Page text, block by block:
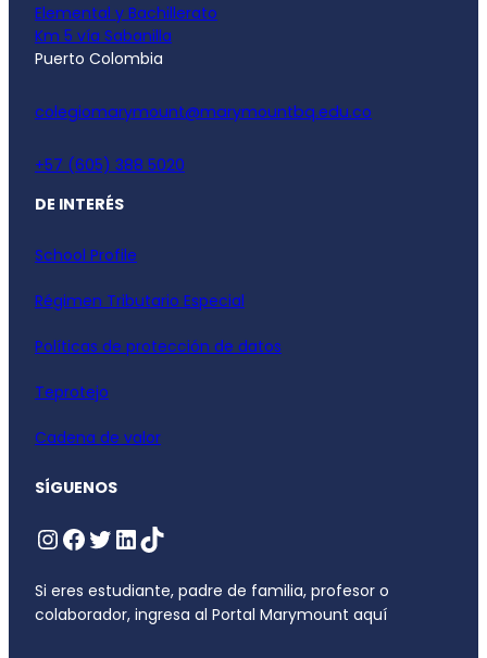
Elemental y Bachillerato
Km 5 vía Sabanilla
Puerto Colombia
colegiomarymount@marymountbq.edu.co
+57 (605) 388 5020
DE INTERÉS
School Profile
Régimen Tributario Especial
Políticas de protección de datos
Teprotejo
Cadena de valor
SÍGUENOS
Si eres estudiante, padre de familia, profesor o
colaborador, ingresa al Portal Marymount aquí